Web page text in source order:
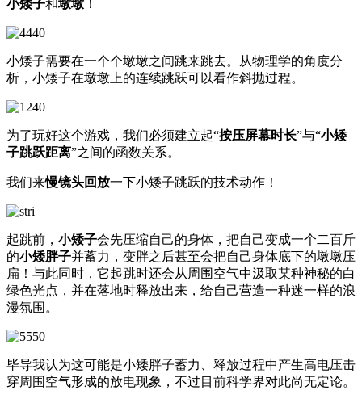
小矮子和墩墩！
小矮子需要在一个个墩墩之间跳来跳去。从物理学的角度分
析，小矮子在墩墩上的连续跳跃可以看作斜抛过程。
为了玩好这个游戏，我们必须建立起“按压屏幕时长”与“小矮
子跳跃距离”之间的函数关系。
我们来慢镜头回放一下小矮子跳跃的技术动作！
起跳前， 小矮子会先压缩自己的身体，把自己变成一个二百斤
的小矮胖子并蓄力，变胖之后甚至会把自己身体底下的墩墩压
扁！与此同时，它起跳时还会从周围空气中汲取某种神秘的白
绿色光点，并在落地时释放出来，给自己营造一种迷一样的浪
漫氛围。
毕导我认为这可能是小矮胖子蓄力、释放过程中产生高电压击
穿周围空气形成的放电现象，不过目前科学界对此尚无定论。